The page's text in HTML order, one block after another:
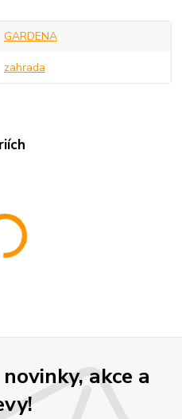
GARDENA
zahrada
akce a